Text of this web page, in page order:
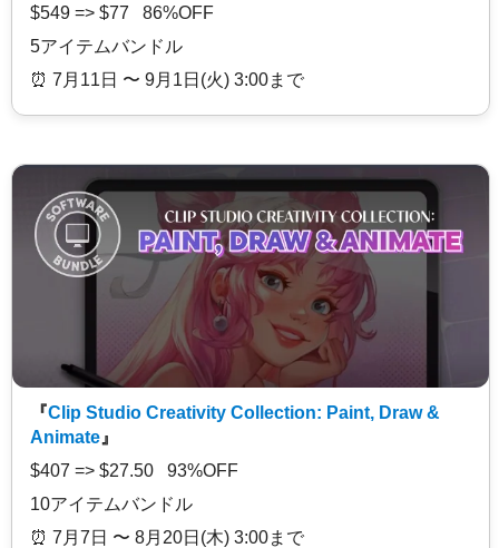
$549 => $77 86%OFF
5アイテムバンドル
⏰️ 7月11日 〜 9月1日(火) 3:00まで
『Clip Studio Creativity Collection: Paint, Draw &
Animate 』
$407 => $27.50 93%OFF
10アイテムバンドル
⏰️ 7月7日 〜 8月20日(木) 3:00まで